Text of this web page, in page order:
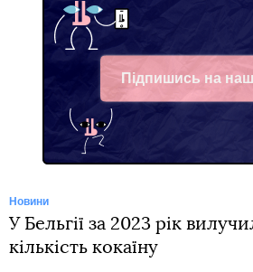
Підпишись на наш
Telegram
Новини
У Бельгії за 2023 рік
кількість кокаїну